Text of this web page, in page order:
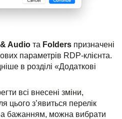
Audio та Folders призначені
параметрів RDP-клієнта.
в розділі «Додаткові
всі внесені зміни,
цього з’явиться перелік
бажанням, можна вибрати